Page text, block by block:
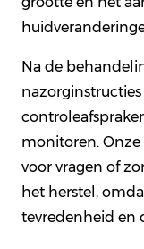
Na de
monitoren.
voor vragen of
het herstel,
tevredenheid en